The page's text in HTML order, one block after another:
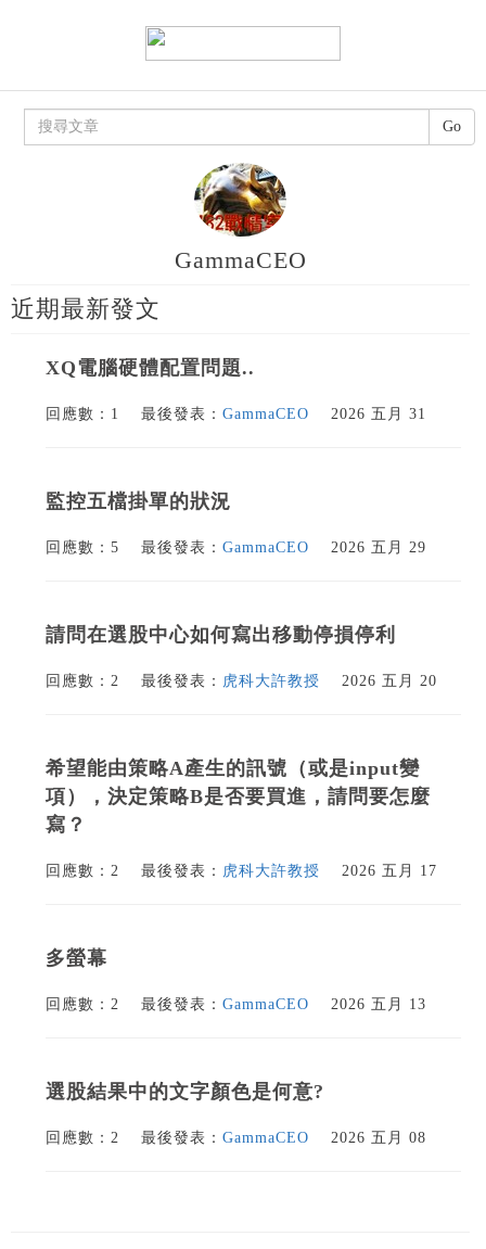
GammaCEO
近期最新發文
XQ電腦硬體配置問題..
回應數：1 最後發表： GammaCEO 2026 五月 31
監控五檔掛單的狀況
回應數：5 最後發表： GammaCEO 2026 五月 29
請問在選股中心如何寫出移動停損停利
回應數：2 最後發表： 虎科大許教授 2026 五月 20
希望能由策略A產生的訊號（或是input變
項），決定策略B是否要買進，請問要怎麼
寫？
回應數：2 最後發表： 虎科大許教授 2026 五月 17
多螢幕
回應數：2 最後發表： GammaCEO 2026 五月 13
選股結果中的文字顏色是何意?
回應數：2 最後發表： GammaCEO 2026 五月 08
Go